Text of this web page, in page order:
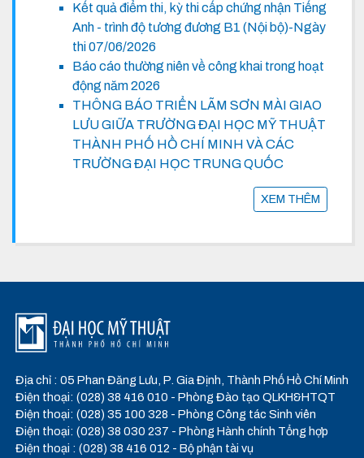
Kết quả điểm thi, kỳ thi cấp chứng nhận Tiếng
Anh - trình độ tương đương B1 (Nội bộ)-Ngày
thi 07/06/2026
Báo cáo thường niên về công khai trong hoạt
động năm 2026
THÔNG BÁO TRIỂN LÃM SƠN MÀI GIAO
LƯU GIỮA TRƯỜNG ĐẠI HỌC MỸ THUẬT
THÀNH PHỐ HỒ CHÍ MINH VÀ CÁC
TRƯỜNG ĐẠI HỌC TRUNG QUỐC
XEM THÊM
Địa chỉ : 05 Phan Đăng Lưu, P. Gia Định, Thành Phố Hồ Chí Minh
Điện thoại: (028) 38 416 010 - Phòng Đào tạo QLKH&HTQT
Điện thoại: (028) 35 100 328 - Phòng Công tác Sinh viên
Điện thoại: (028) 38 030 237 - Phòng Hành chính Tổng hợp
Điện thoại : (028) 38 416 012 - Bộ phận tài vụ